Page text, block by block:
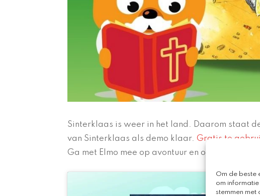
Om de beste
om
stemmen
Sinterklaas is weer in het land. Daarom staat
van Sinterklaas als demo klaar.Gratis te
Ga met Elmo mee op avontuur en ontdek welk